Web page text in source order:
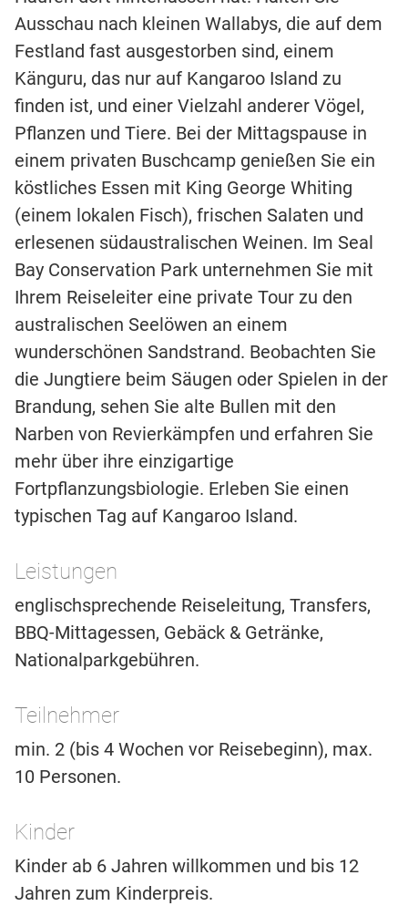
Ausschau nach kleinen Wallabys, die auf dem
Festland fast ausgestorben sind, einem
Känguru, das nur auf Kangaroo Island zu
finden ist, und einer Vielzahl anderer Vögel,
Pflanzen und Tiere. Bei der Mittagspause in
einem privaten Buschcamp genießen Sie ein
köstliches Essen mit King George Whiting
(einem lokalen Fisch), frischen Salaten und
erlesenen südaustralischen Weinen. Im Seal
Bay Conservation Park unternehmen Sie mit
Ihrem Reiseleiter eine private Tour zu den
australischen Seelöwen an einem
wunderschönen Sandstrand. Beobachten Sie
die Jungtiere beim Säugen oder Spielen in der
Brandung, sehen Sie alte Bullen mit den
Narben von Revierkämpfen und erfahren Sie
mehr über ihre einzigartige
Fortpflanzungsbiologie. Erleben Sie einen
typischen Tag auf Kangaroo Island.
Leistungen
englischsprechende Reiseleitung, Transfers,
BBQ-Mittagessen, Gebäck & Getränke,
Nationalparkgebühren.
Teilnehmer
min. 2 (bis 4 Wochen vor Reisebeginn), max.
10 Personen.
Kinder
Kinder ab 6 Jahren willkommen und bis 12
Jahren zum Kinderpreis.